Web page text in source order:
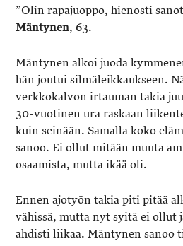
”Olin rapajuoppo, hienosti
Mäntynen, 63.
Mäntynen alkoi juoda
hän joutui silmäleikkaukseen.
verkkokalvon irtauman takia
30-vuotinen ura raskaan
kuin seinään. Samalla koko
sanoo. Ei ollut mitään muuta
osaamista, mutta ikää oli.
Ennen ajotyön takia piti pitää
vähissä, mutta nyt syitä ei ollut
ahdisti liikaa. Mäntynen sanoo